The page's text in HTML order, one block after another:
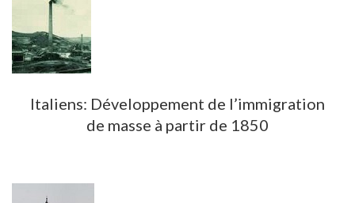
Italiens: Développement de l’immigration
de masse à partir de 1850